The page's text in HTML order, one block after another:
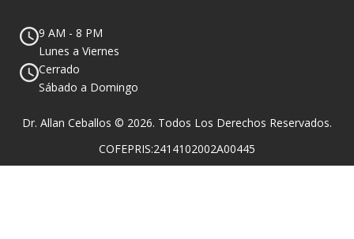
9 AM - 8 PM
Lunes a Viernes
Cerrado
Sábado a Domingo
Dr. Allan Ceballos © 2026. Todos Los Derechos Reservados.
COFEPRIS:2414102002A00445